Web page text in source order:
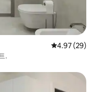
평점 4.97점(5
4.97 (29)
.